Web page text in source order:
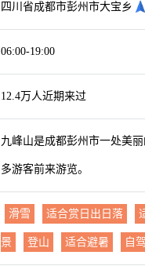
四川省成都市彭州市大宝乡
06:00-19:00
12.4万人近期来过
九峰山是成都彭州市一处美
多游客前来游览。
滑雪 适合赏日出日落
景 登山 适合避暑 自